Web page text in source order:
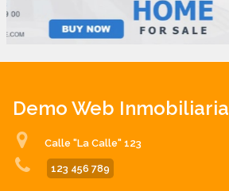
Demo Web Inmobiliaria
Calle "La Calle" 123
123 456 789